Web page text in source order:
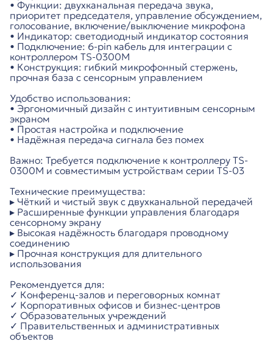
• Функции: двухканальная передача звука,
приоритет председателя, управление обсуждением,
голосование, включение/выключение микрофона
• Индикатор: светодиодный индикатор состояния
• Подключение: 6-pin кабель для интеграции с
контроллером TS-0300M
• Конструкция: гибкий микрофонный стержень,
прочная база с сенсорным управлением
Удобство использования:
• Эргономичный дизайн с интуитивным сенсорным
экраном
• Простая настройка и подключение
• Надёжная передача сигнала без помех
Важно: Требуется подключение к контроллеру TS-
0300M и совместимым устройствам серии TS-03
Технические преимущества:
▸ Чёткий и чистый звук с двухканальной передачей
▸ Расширенные функции управления благодаря
сенсорному экрану
▸ Высокая надёжность благодаря проводному
соединению
▸ Прочная конструкция для длительного
использования
Рекомендуется для:
✓ Конференц-залов и переговорных комнат
✓ Корпоративных офисов и бизнес-центров
✓ Образовательных учреждений
✓ Правительственных и административных
объектов